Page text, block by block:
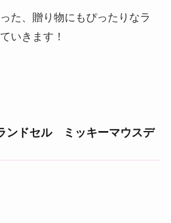
た、贈り物にもぴったりなラ
いきます！
ンドセル ミッキーマウスデ